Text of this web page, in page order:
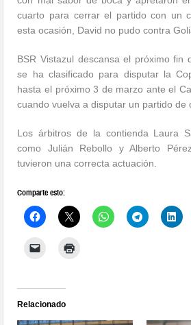
cuarto para cerrar el partido con un
esta ocasión, David no pudo contra
BSR Vistazul descansa el próximo fin
se ha clasificado para disputar la
hasta el próximo 3 de marzo ante el
cuando vuelva a disputar un partido de
Los árbitros de la contienda Laura
como Julián Rebollo y Alberto
tuvieron una correcta actuación.
Comparte esto:
Relacionado